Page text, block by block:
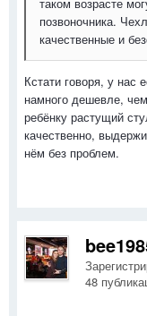
таком возрасте
позвоночника.
качественные и
Кстати говоря, у нас
намного дешевле,
ребёнку растущий
качественно,
нём без проблем.
48